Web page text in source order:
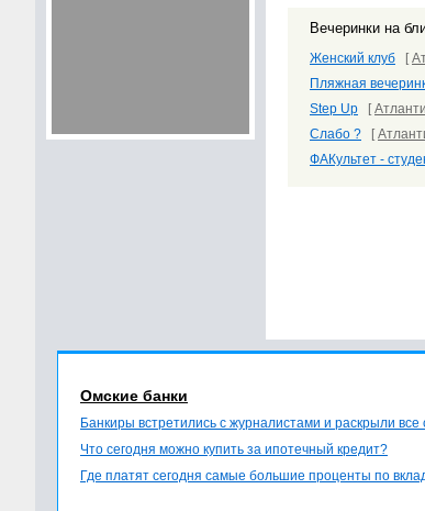
Вечеринки на
Женский клуб [
Пляжная
Step Up [
Слабо ? [
ФАКультет -
Омские банки
Банкиры встретились с журналистами и раскрыли
Что сегодня можно купить за ипотечный кредит?
Где платят сегодня самые большие проценты по